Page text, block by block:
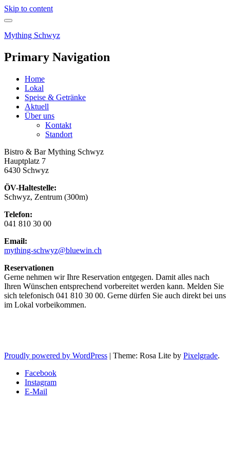
Skip to content
Mything Schwyz
Primary Navigation
Home
Lokal
Speise & Getränke
Aktuell
Über uns
Kontakt
Standort
Bistro & Bar Mything Schwyz
Hauptplatz 7
6430 Schwyz
ÖV-Haltestelle:
Schwyz, Zentrum (300m)
Telefon:
041 810 30 00
Email:
mything-schwyz@bluewin.ch
Reservationen
Gerne nehmen wir Ihre Reservation entgegen. Damit alles nach
Ihren Wünschen entsprechend vorbereitet werden kann. Melden Sie
sich telefonisch 041 810 30 00. Gerne dürfen Sie auch direkt bei uns
im Lokal vorbeikommen.
Proudly powered by WordPress | Theme: Rosa Lite by Pixelgrade.
Facebook
Instagram
E-Mail